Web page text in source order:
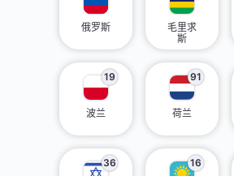
俄罗斯
毛里求
斯
19
波兰
91
荷兰
36 16